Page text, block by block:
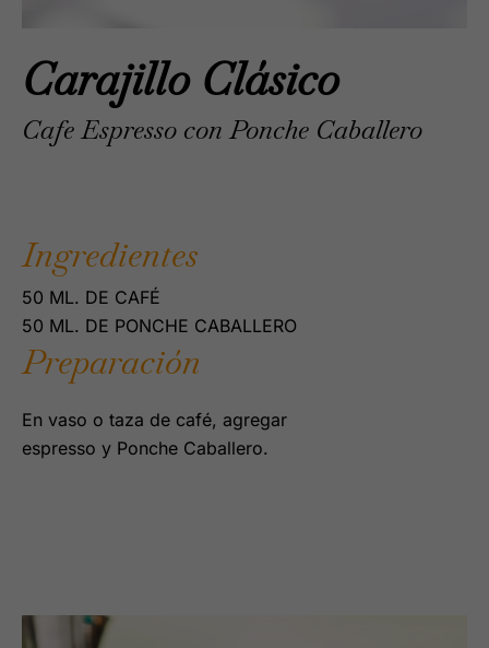
Carajillo Clásico
Cafe Espresso con Ponche Caballero
Ingredientes
50 ML. DE CAFÉ
50 ML. DE PONCHE CABALLERO
Preparación
En vaso o taza de café, agregar
espresso y Ponche Caballero.